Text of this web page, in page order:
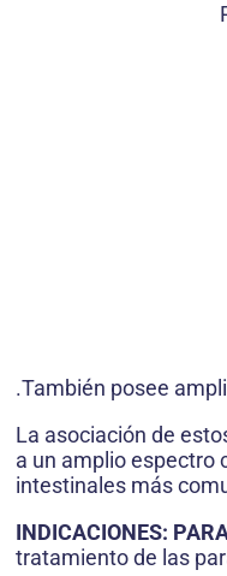
.También posee
La asociación de
a un amplio espectro
intestinales más
INDICACIONES:
tratamiento de las